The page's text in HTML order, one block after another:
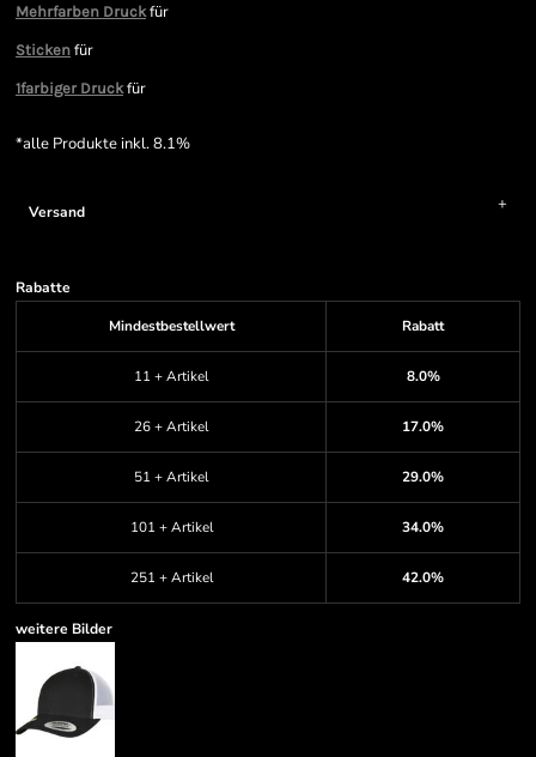
Mehrfarben Druckfür
Sticken für
1farbiger Druckfür
*alle Produkte inkl. 8.1%
Versand
Rabatte
Mindestbestellwert
Rabatt
11 + Artikel 8.0%
26 + Artikel 17.0%
51 + Artikel 29.0%
101 + Artikel 34.0%
251 + Artikel 42.0%
weitere Bilder